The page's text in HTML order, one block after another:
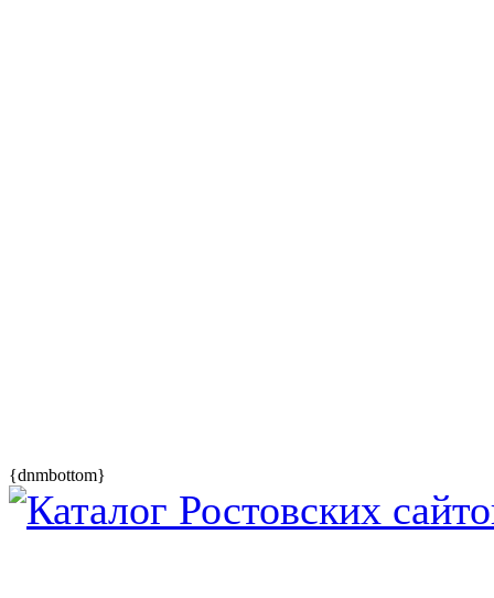
{dnmbottom}